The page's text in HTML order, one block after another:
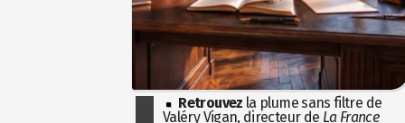
Retrouvez la plume sans filtre de
Valéry Vigan, directeur de La France